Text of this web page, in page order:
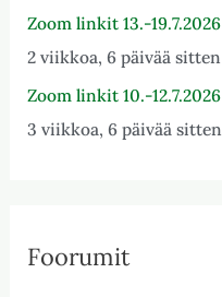
Zoom linkit 13.-19.7.2026
2 viikkoa, 6 päivää sitten
Zoom linkit 10.-12.7.2026
3 viikkoa, 6 päivää sitten
Foorumit